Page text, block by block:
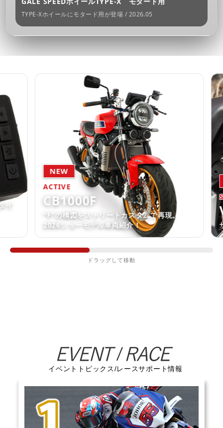
TYPE-Xホイールにモタード用が登場 / 2026.05
NEW
ACTIVE
CB1000F
"F"の構図をストリートカスタムで再現。
2026ショーモデル車両紹介！
サ
ドラッグして移動
イベントトピックス/レースサポート情報